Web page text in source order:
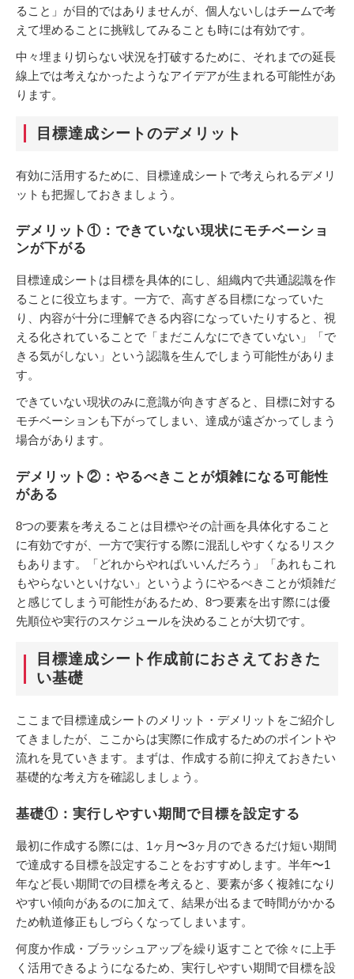
ること」が目的ではありませんが、個人ないしはチームで考
えて埋めることに挑戦してみることも時には有効です。
中々埋まり切らない状況を打破するために、それまでの延長
線上では考えなかったようなアイデアが生まれる可能性があ
ります。
目標達成シートのデメリット
有効に活用するために、目標達成シートで考えられるデメリ
ットも把握しておきましょう。
デメリット①：できていない現状にモチベーショ
ンが下がる
目標達成シートは目標を具体的にし、組織内で共通認識を作
ることに役立ちます。一方で、高すぎる目標になっていた
り、内容が十分に理解できる内容になっていたりすると、視
える化されていることで「まだこんなにできていない」「で
きる気がしない」という認識を生んでしまう可能性がありま
す。
できていない現状のみに意識が向きすぎると、目標に対する
モチベーションも下がってしまい、達成が遠ざかってしまう
場合があります。
デメリット②：やるべきことが煩雑になる可能性
がある
8つの要素を考えることは目標やその計画を具体化すること
に有効ですが、一方で実行する際に混乱しやすくなるリスク
もあります。「どれからやればいいんだろう」「あれもこれ
もやらないといけない」というようにやるべきことが煩雑だ
と感じてしまう可能性があるため、8つ要素を出す際には優
先順位や実行のスケジュールを決めることが大切です。
目標達成シート作成前におさえておきた
い基礎
ここまで目標達成シートのメリット・デメリットをご紹介し
てきましたが、ここからは実際に作成するためのポイントや
流れを見ていきます。まずは、作成する前に抑えておきたい
基礎的な考え方を確認しましょう。
基礎①：実行しやすい期間で目標を設定する
最初に作成する際には、1ヶ月〜3ヶ月のできるだけ短い期間
で達成する目標を設定することをおすすめします。半年〜1
年など長い期間での目標を考えると、要素が多く複雑になり
やすい傾向があるのに加えて、結果が出るまで時間がかかる
ため軌道修正もしづらくなってしまいます。
何度か作成・ブラッシュアップを繰り返すことで徐々に上手
く活用できるようになるため、実行しやすい期間で目標を設